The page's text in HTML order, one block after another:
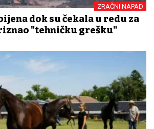
ZRAČNI NAPAD
dok su čekala u redu za
"tehničku grešku"